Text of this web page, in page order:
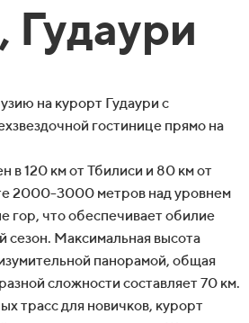
Гудаури
на курорт Гудаури с
гостинице прямо на
в 120 км от Тбилиси и 80 км от
2000-3000 метров над уровнем
гор, что обеспечивает обилие
сезон. Максимальная высота
панорамой, общая
сложности составляет 70 км.
трасс для новичков, курорт